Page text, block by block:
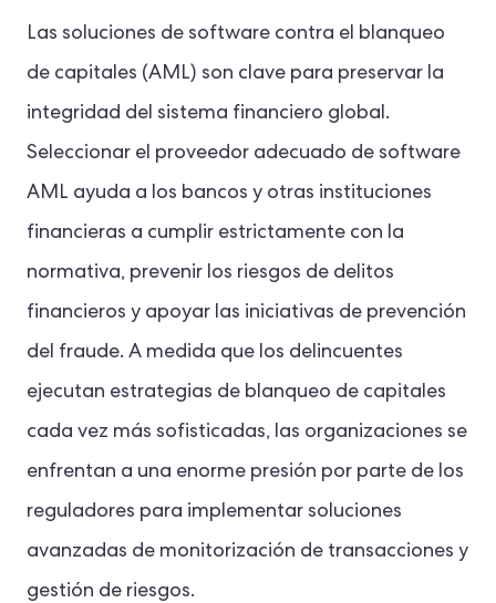
Las soluciones de software contra el blanqueo
de capitales (AML) son clave para preservar la
integridad del sistema financiero global.
Seleccionar el proveedor adecuado de software
AML ayuda a los bancos y otras instituciones
financieras a cumplir estrictamente con la
normativa, prevenir los riesgos de delitos
financieros y apoyar las iniciativas de prevención
del fraude. A medida que los delincuentes
ejecutan estrategias de blanqueo de capitales
cada vez más sofisticadas, las organizaciones se
enfrentan a una enorme presión por parte de los
reguladores para implementar soluciones
avanzadas de monitorización de transacciones y
gestión de riesgos.